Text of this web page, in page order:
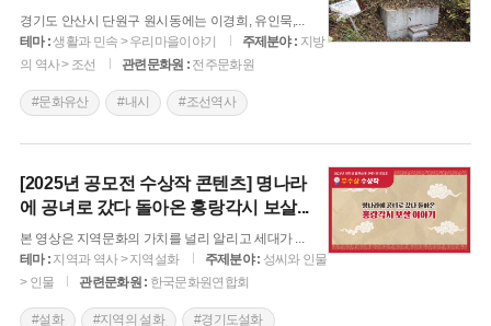
경기도 안산시 단원구 원시동에는 이경희, 유인묵,...
테마 :생활과 민속 > 우리마을이야기 주제분야 : 지방
의 역사 > 조선
관련문화원 : 전주문화원
#문화유산 #내시 #조선역사
[2025년 공모전 수상작 콘텐츠] 명나라
에 공녀로 갔다 돌아온 홍랑각시 보살...
본 영상은 지역문화의 가치를 널리 알리고 세대가 ...
테마 : 지역과 역사 > 지역설화 주제분야 : 성씨와 인물
> 인물
관련문화원 : 한국문화원연합회
#설화 #지역의 설화 #경기도설화